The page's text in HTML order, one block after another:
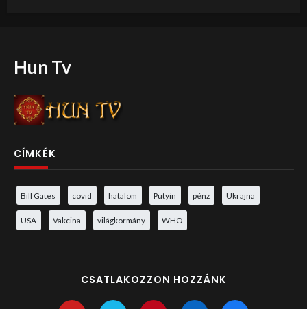
Hun Tv
CÍMKÉK
Bill Gates covid hatalom Putyin pénz Ukrajna
USA Vakcina világkormány WHO
CSATLAKOZZON HOZZÁNK